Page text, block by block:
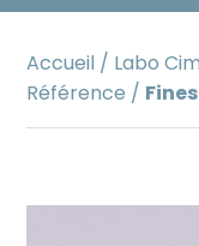
Aller
contenu
Accueil / Labo
Référence /